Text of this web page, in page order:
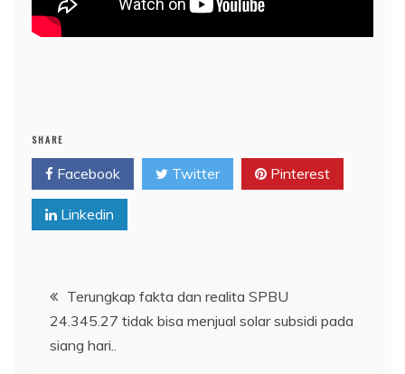
SHARE
Facebook Twitter Pinterest
Linkedin
Post
navigation
Terungkap fakta dan realita SPBU
24.345.27 tidak bisa menjual solar subsidi pada
siang hari..